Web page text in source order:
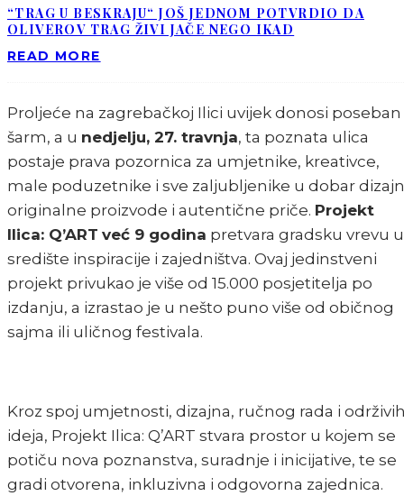
“TRAG U BESKRAJU“ JOŠ JEDNOM POTVRDIO DA
OLIVEROV TRAG ŽIVI JAČE NEGO IKAD
READ MORE
Proljeće na zagrebačkoj Ilici uvijek donosi poseban
šarm, a u nedjelju, 27. travnja, ta poznata ulica
postaje prava pozornica za umjetnike, kreativce,
male poduzetnike i sve zaljubljenike u dobar
originalne proizvode i autentične priče. Projekt
Ilica: Q’ART već 9 godina pretvara gradsku vrevu u
središte inspiracije i zajedništva. Ovaj jedinstveni
projekt privukao je više od 15.000 posjetitelja po
izdanju, a izrastao je u nešto puno više od običnog
sajma ili uličnog festivala.
Kroz spoj umjetnosti, dizajna, ručnog rada i
ideja, Projekt Ilica: Q’ART stvara prostor u kojem se
potiču nova poznanstva, suradnje i inicijative, te se
gradi otvorena, inkluzivna i odgovorna zajednica.